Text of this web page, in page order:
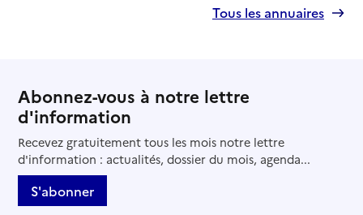
Tous les annuaires
Abonnez-vous à notre lettre
d'information
Recevez gratuitement tous les mois notre lettre
d'information : actualités, dossier du mois, agenda...
S'abonner